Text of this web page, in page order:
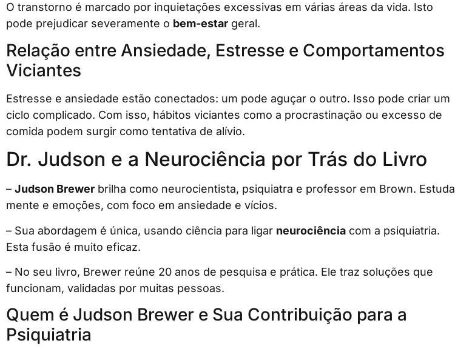
O transtorno é marcado por inquietações excessivas em várias áreas da vida. Isto
pode prejudicar severamente o bem-estar geral.
Relação entre Ansiedade, Estresse e Comportamentos
Viciantes
Estresse e ansiedade estão conectados: um pode aguçar o outro. Isso pode criar um
ciclo complicado. Com isso, hábitos viciantes como a procrastinação ou excesso de
comida podem surgir como tentativa de alívio.
Dr. Judson e a Neurociência por Trás do Livro
– Judson Brewer brilha como neurocientista, psiquiatra e professor em Brown. Estuda
mente e emoções, com foco em ansiedade e vícios.
– Sua abordagem é única, usando ciência para ligar neurociência com a psiquiatria.
Esta fusão é muito eficaz.
– No seu livro, Brewer reúne 20 anos de pesquisa e prática. Ele traz soluções que
funcionam, validadas por muitas pessoas.
Quem é Judson Brewer e Sua Contribuição para a
Psiquiatria